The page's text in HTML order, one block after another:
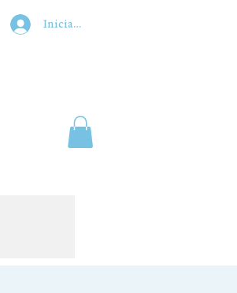
Iniciar sesión